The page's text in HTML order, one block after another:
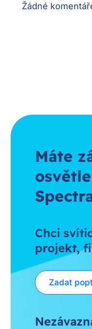
Žádné
Máte
Chci
projekt,
Zadat